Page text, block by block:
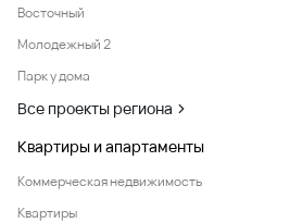
Восточный
Молодежный 2
Парк у дома
Все проекты региона
Квартиры и апартаменты
Коммерческая недвижимость
Квартиры